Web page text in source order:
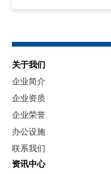
关于我们
企业简介
企业资质
企业荣誉
办公设施
联系我们
资讯中心